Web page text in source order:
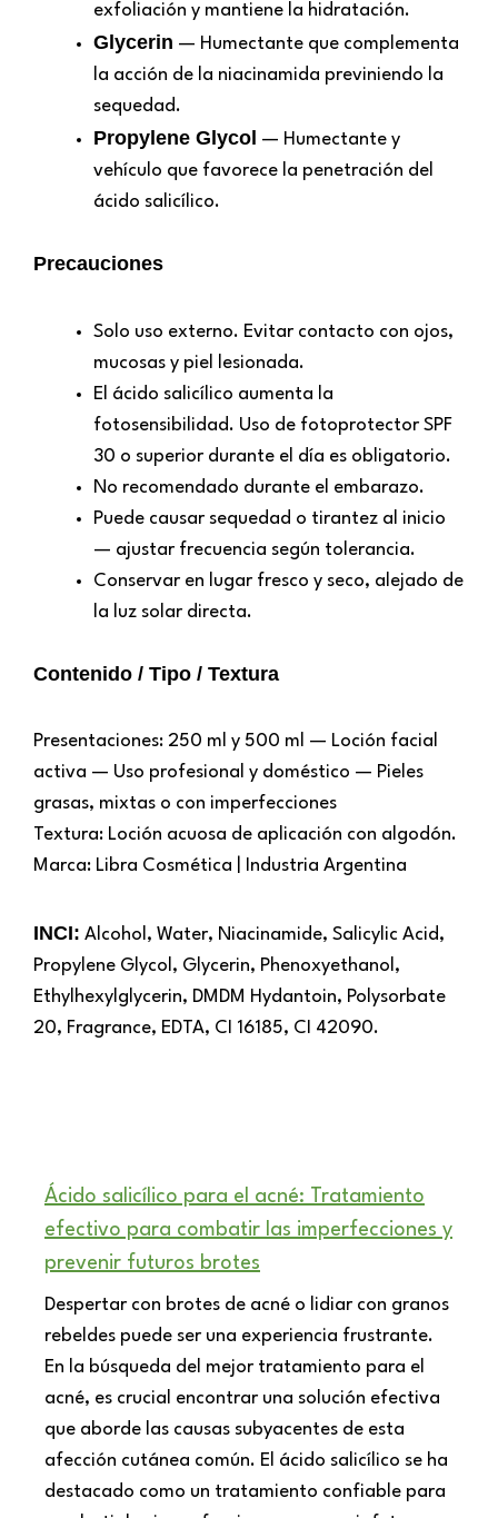
exfoliación y mantiene la hidratación.
Glycerin — Humectante que complementa
la acción de la niacinamida previniendo la
sequedad.
Propylene Glycol — Humectante y
vehículo que favorece la penetración del
ácido salicílico.
Precauciones
Solo uso externo. Evitar contacto con ojos,
mucosas y piel lesionada.
El ácido salicílico aumenta la
fotosensibilidad. Uso de fotoprotector SPF
30 o superior durante el día es obligatorio.
No recomendado durante el embarazo.
Puede causar sequedad o tirantez al inicio
— ajustar frecuencia según tolerancia.
Conservar en lugar fresco y seco, alejado de
la luz solar directa.
Contenido / Tipo / Textura
Presentaciones: 250 ml y 500 ml — Loción facial
activa — Uso profesional y doméstico — Pieles
grasas, mixtas o con imperfecciones
Textura: Loción acuosa de aplicación con algodón.
Marca: Libra Cosmética | Industria Argentina
INCI: Alcohol, Water, Niacinamide, Salicylic Acid,
Propylene Glycol, Glycerin, Phenoxyethanol,
Ethylhexylglycerin, DMDM Hydantoin, Polysorbate
20, Fragrance, EDTA, CI 16185, CI 42090.
Ácido salicílico para el acné: Tratamiento
efectivo para combatir las imperfecciones y
prevenir futuros brotes
Despertar con brotes de acné o lidiar con granos
rebeldes puede ser una experiencia frustrante.
En la búsqueda del mejor tratamiento para el
acné, es crucial encontrar una solución efectiva
que aborde las causas subyacentes de esta
afección cutánea común. El ácido salicílico se ha
destacado como un tratamiento confiable para